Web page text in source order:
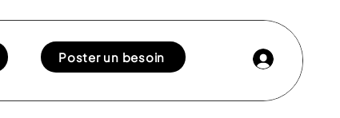
Poster un besoin